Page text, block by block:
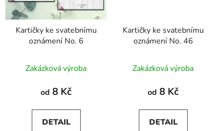
Kartičky ke svatebnímu
oznámení No. 6
Zakázková výroba
od 8 Kč
DETAIL
Kartičky ke svatebnímu
oznámení No. 46
Zakázková výroba
od 8 Kč
DETAIL